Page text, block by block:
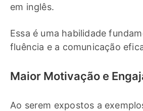
em inglês.
Essa é uma habilidade
fluência e a comunicação
Maior Motivação e
Ao serem expostos a